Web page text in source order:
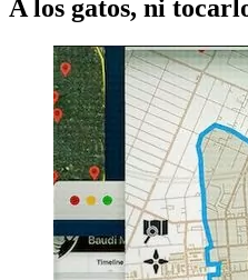
A los gatos, ni